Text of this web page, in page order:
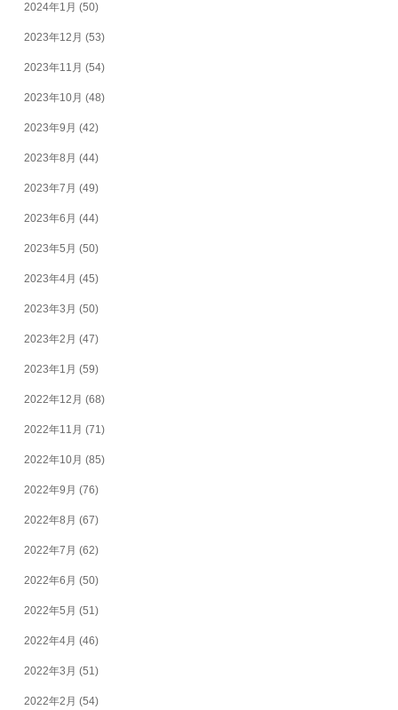
2024年1月 (50)
2023年12月 (53)
2023年11月 (54)
2023年10月 (48)
2023年9月 (42)
2023年8月 (44)
2023年7月 (49)
2023年6月 (44)
2023年5月 (50)
2023年4月 (45)
2023年3月 (50)
2023年2月 (47)
2023年1月 (59)
2022年12月 (68)
2022年11月 (71)
2022年10月 (85)
2022年9月 (76)
2022年8月 (67)
2022年7月 (62)
2022年6月 (50)
2022年5月 (51)
2022年4月 (46)
2022年3月 (51)
2022年2月 (54)